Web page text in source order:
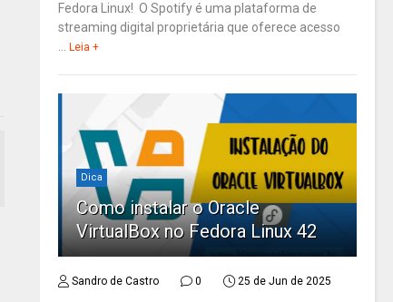
Fedora Linux! O Spotify é uma plataforma de
streaming digital proprietária que oferece acesso
Leia +
Dica
Como instalar o Oracle
VirtualBox no Fedora Linux 42
Sandro de Castro 0 25 de Jun de 2025